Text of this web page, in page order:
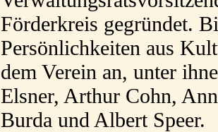
Förderkreis gegründet.
Persönlichkeiten aus
dem Verein an, unter
Elsner, Arthur Cohn,
Burda und Albert Speer.